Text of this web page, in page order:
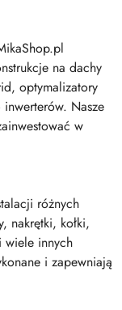
na dachy
optymalizatory
Nasze
w
różnych
nakrętki, kołki,
wiele innych
i zapewniają